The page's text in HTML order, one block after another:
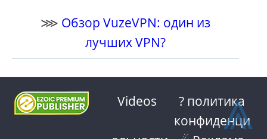
⋙ Обзор VuzeVPN: один из
лучших VPN?
Videos
? политика
конфиденци
⩓